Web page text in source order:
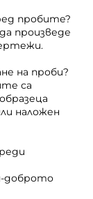
пробите?
произведе
на проби?
са
наложен
доброто